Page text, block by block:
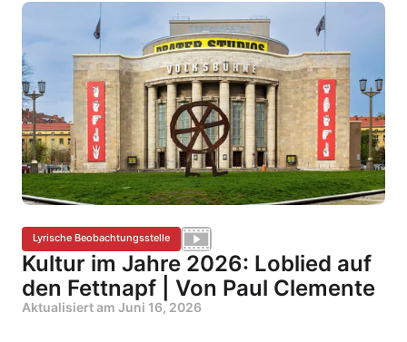
Lyrische Beobachtungsstelle
Kultur im Jahre 2026: Loblied auf
den Fettnapf | Von Paul Clemente
Aktualisiert am Juni 16, 2026